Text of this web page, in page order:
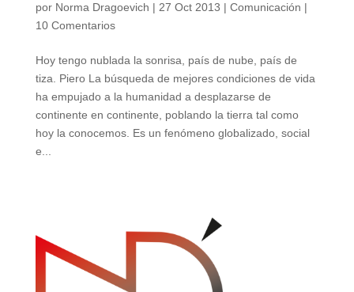
por Norma Dragoevich | 27 Oct 2013 | Comunicación |
10 Comentarios
Hoy tengo nublada la sonrisa, país de nube, país de
tiza. Piero La búsqueda de mejores condiciones de vida
ha empujado a la humanidad a desplazarse de
continente en continente, poblando la tierra tal como
hoy la conocemos. Es un fenómeno globalizado, social
e...